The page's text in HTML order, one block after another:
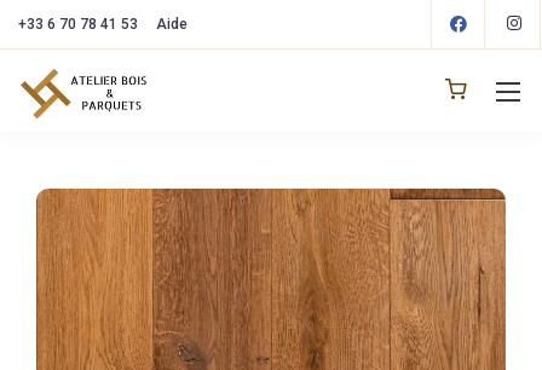
+33 6 70 78 41 53 Aide